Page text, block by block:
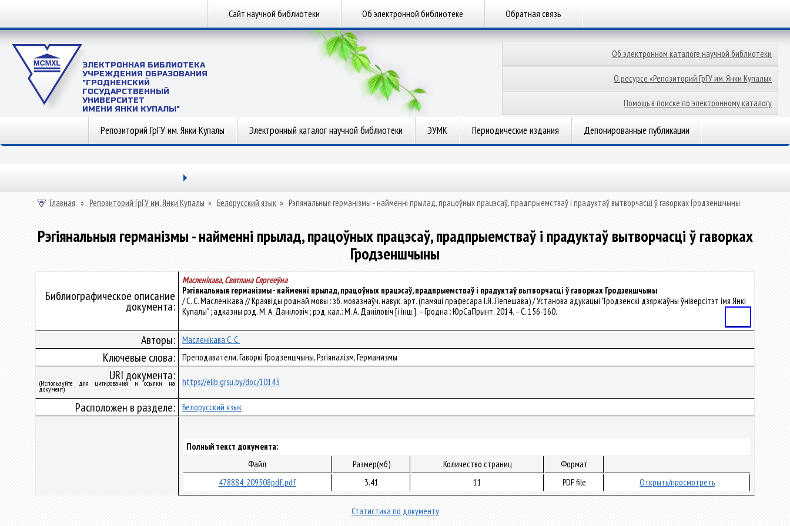
Сайт научной библиотеки Об электронной библиотеке Обратная связь
ЭЛЕКТРОННАЯ БИБЛИОТЕКА
УЧРЕЖДЕНИЯ ОБРАЗОВАНИЯ
"ГРОДНЕНСКИЙ
ГОСУДАРСТВЕННЫЙ
УНИВЕРСИТЕТ
ИМЕНИ ЯНКИ КУПАЛЫ"
Об электронном каталоге научной библиотеки
О ресурсе «Репозиторий ГрГУ им. Янки Купалы»
Помощь в поиске по электронному каталогу
Репозиторий ГрГУ им. Янки Купалы Электронный каталог научной библиотеки ЭУМК Периодические издания Депонированные публикации
Главная » Репозиторий ГрГУ им. Янки Купалы » Белорусский язык » Рэгіянальныя германізмы - найменні прылад, працоўных працэсаў, прадпрыемстваў і прадуктаў вытворчасці ў гаворках Гродзеншчыны
Рэгіянальныя германізмы - найменні прылад, працоўных працэсаў, прадпрыемстваў і прадуктаў вытворчасці ў гаворках
Гродзеншчыны
Библиографическое описание
документа:
Масленікава, Святлана Сяргееўна
Рэгіянальныя германізмы - найменні прылад, працоўных працэсаў, прадпрыемстваў і прадуктаў вытворчасці ў гаворках Гродзеншчыны
/ С. С. Масленікава // Краявіды роднай мовы : зб. мовазнаўч. навук. арт. (памяці прафесара І.Я. Лепешава) / Установа адукацыі "Гродзенскі дзяржаўны ўніверсітэт імя Янкі
Купалы" ; адказны рэд. М. А. Даніловіч ; рэд. кал.: М. А. Даніловіч [і інш.]. – Гродна : ЮрСаПрынт, 2014. – С. 156-160.
Авторы: Масленікава С. С.
Ключевые слова: Преподаватели, Гаворкі Гродзеншчыны, Рэгіяналізм, Германизмы
URI документа:
(Используйте для цитирования и ссылки на
документ)
https://elib.grsu.by/doc/10143
Расположен в разделе: Белорусский язык
Полный текст документа:
Файл
Размер(мб) Количество страниц
Формат
478884_209508pdf.pdf
3.41 11 PDF file Открыть/просмотреть
Статистика по документу